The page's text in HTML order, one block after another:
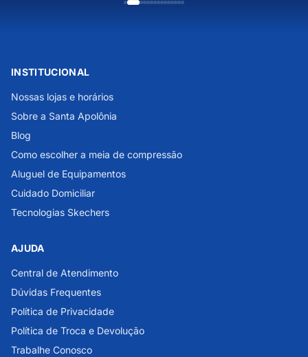
INSTITUCIONAL
Nossas lojas e horários
Sobre a Santa Apolônia
Blog
Como escolher a meia de compressão
Aluguel de Equipamentos
Cuidado Domiciliar
Tecnologias Skechers
AJUDA
Central de Atendimento
Dúvidas Frequentes
Política de Privacidade
Política de Troca e Devolução
Trabalhe Conosco